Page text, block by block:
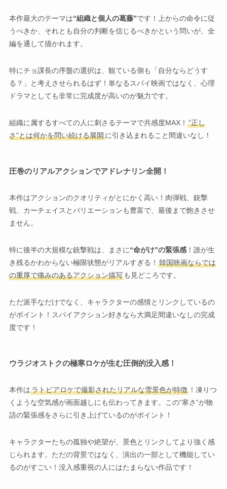
本作最大のテーマは“組織と個人の葛藤”です！上からの命令に従
うべきか、それとも自分の判断を信じるべきかという問いが、全
編を通して描かれます。
特にチョ課長の序盤の選択は、観ている側も「自分ならどうす
る？」と考えさせられるはず！単なるスパイ映画ではなく、心理
ドラマとしても非常に完成度が高いのが魅力です。
組織に属するすべての人に刺さるテーマで共感度MAX！ “正し
さ”とは何かを問い続ける展開に引き込まれること間違いなし！
圧巻のリアルアクションでアドレナリン全開！
本作はアクションのクオリティがとにかく高い！肉弾戦、銃撃
戦、カーチェイスとバリエーションも豊富で、最後まで飽きさせ
ません。
特に後半の大規模な銃撃戦は、まさに“命がけ”の緊張感！誰が生
き残るかわからない極限状態がリアルすぎる！ 韓国映画ならでは
の重厚で痛みのあるアクション描写も見どころです。
ただ派手なだけでなく、キャラクターの感情とリンクしているの
がポイント！スパイアクション好きなら大満足間違いなしの完成
度です！
ウラジオストクの極寒ロケが生む圧倒的没入感！
本作はラトビアロケで撮影されたリアルな雪景色が特徴！凍りつ
くような空気感が画面越しにも伝わってきます。この“寒さ”が物
語の緊張感をさらに引き上げているのがポイント！
キャラクターたちの孤独や絶望が、景色とリンクしてより強く感
じられます。ただの背景ではなく、演出の一部として機能してい
るのがすごい！没入感重視の人にはたまらない作品です！